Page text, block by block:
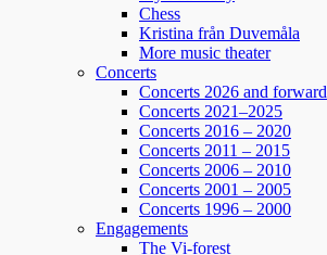
Chess
Kristina från Duvemåla
More music theater
Concerts
Concerts 2026 and forward
Concerts 2021–2025
Concerts 2016 – 2020
Concerts 2011 – 2015
Concerts 2006 – 2010
Concerts 2001 – 2005
Concerts 1996 – 2000
Engagements
The Vi-forest